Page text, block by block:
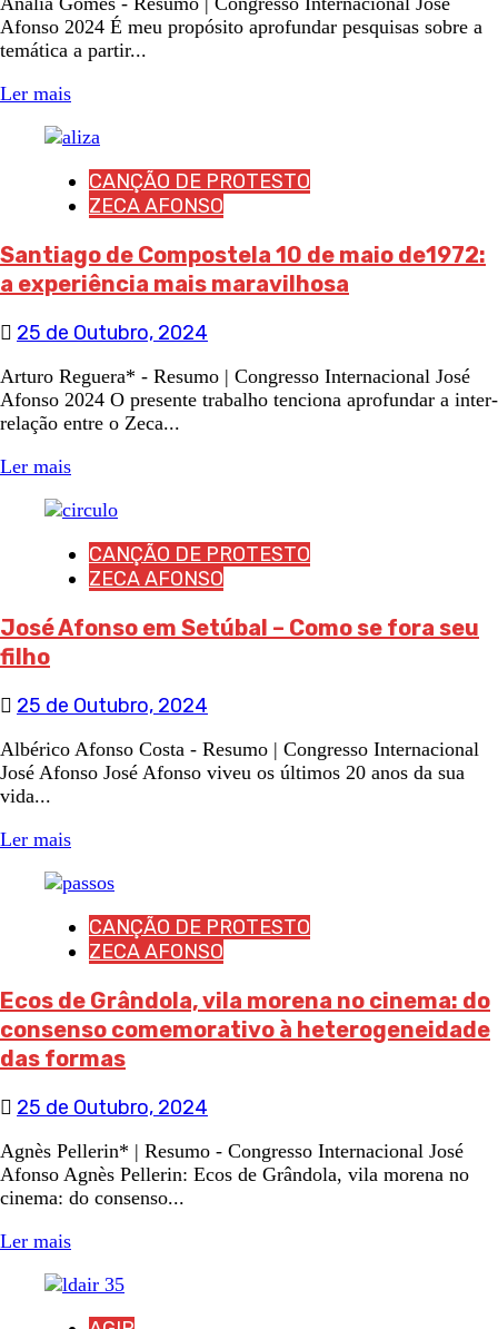
Afonso 2024 É meu propósito aprofundar pesquisas sobre a
temática a partir...
Ler mais
CANÇÃO DE PROTESTO
ZECA AFONSO
Santiago de Compostela 10 de maio de1972:
a experiência mais maravilhosa
25 de Outubro, 2024
Arturo Reguera* - Resumo | Congresso Internacional José
Afonso 2024 O presente trabalho tenciona aprofundar a inter-
relação entre o Zeca...
Ler mais
CANÇÃO DE PROTESTO
ZECA AFONSO
José Afonso em Setúbal – Como se fora seu
filho
25 de Outubro, 2024
Albérico Afonso Costa - Resumo | Congresso Internacional
José Afonso José Afonso viveu os últimos 20 anos da sua
vida...
Ler mais
CANÇÃO DE PROTESTO
ZECA AFONSO
Ecos de Grândola, vila morena no cinema: do
consenso comemorativo à heterogeneidade
das formas
25 de Outubro, 2024
Agnès Pellerin* | Resumo - Congresso Internacional José
Afonso Agnès Pellerin: Ecos de Grândola, vila morena no
cinema: do consenso...
Ler mais